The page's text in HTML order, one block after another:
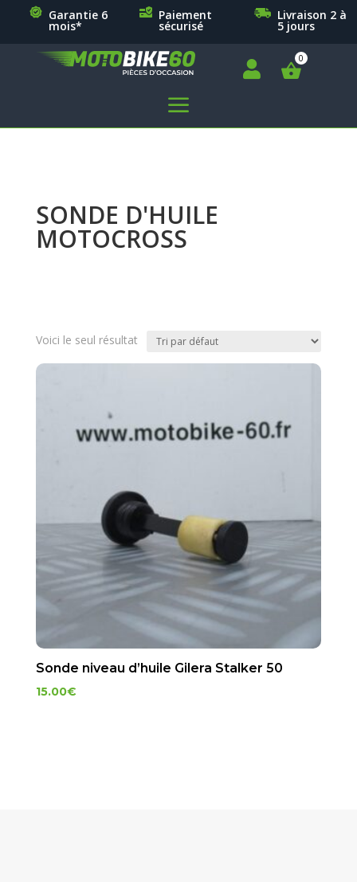
Garantie 6
mois*
Paiement
sécurisé
Livraison 2 à
5 jours

a
SONDE D'HUILE
MOTOCROSS
Voici le seul résultat
Sonde niveau d’huile Gilera Stalker 50
15.00€